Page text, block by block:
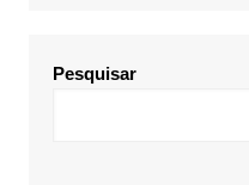
Pesquisar